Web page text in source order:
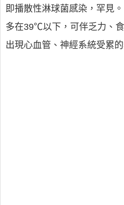
即播散性淋球菌感染，罕見
多在39℃以下，可伴乏力、
出現心血管、神經系統受累的